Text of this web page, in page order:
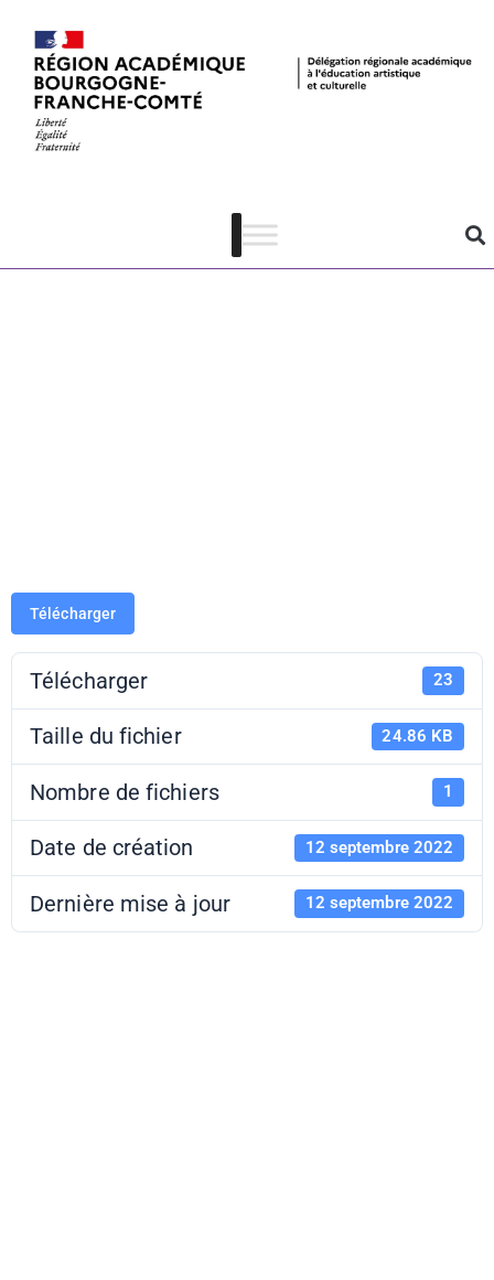
Pass Culture –
liste des
acteurs
Télécharger
Télécharger 23
Taille du fichier 24.86 KB
Nombre de fichiers 1
Date de création 12 septembre 2022
Dernière mise à jour 12 septembre 2022